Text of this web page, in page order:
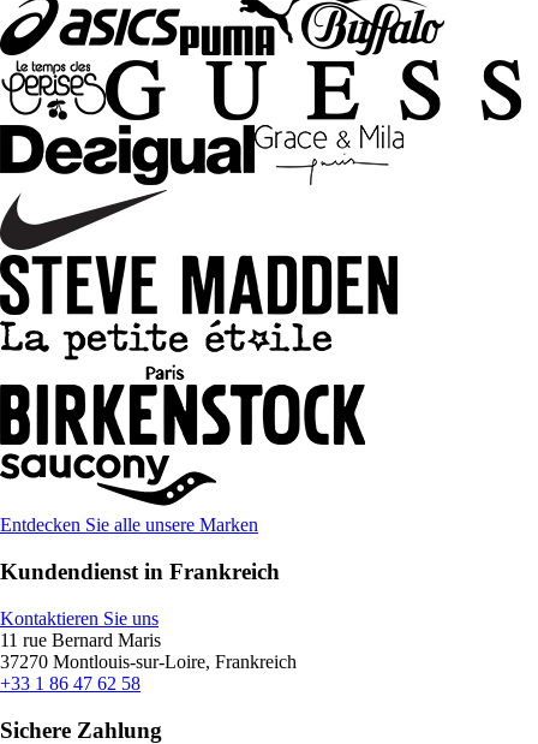
Entdecken Sie alle unsere Marken
Kundendienst in Frankreich
Kontaktieren Sie uns
11 rue Bernard Maris
37270 Montlouis-sur-Loire, Frankreich
+33 1 86 47 62 58
Sichere Zahlung